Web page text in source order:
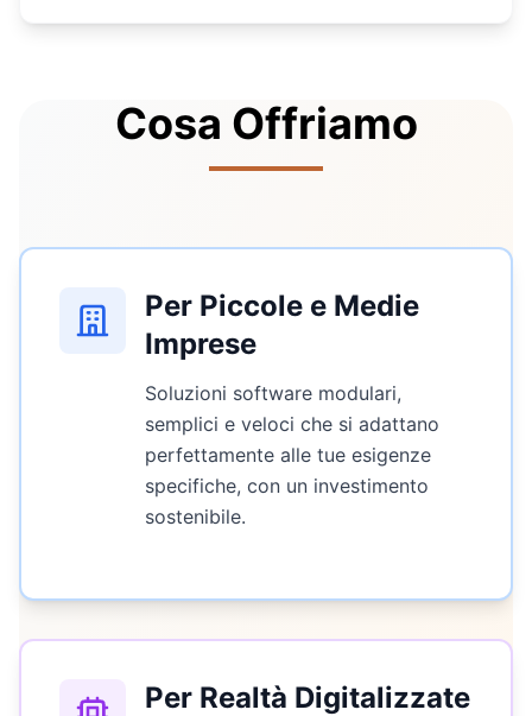
Cosa Offriamo
Per Piccole e Medie
Imprese
Soluzioni software modulari,
semplici e veloci che si adattano
perfettamente alle tue esigenze
specifiche, con un investimento
sostenibile.
Per Realtà Digitalizzate